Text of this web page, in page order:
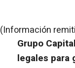
(Información
Grupo
legales para